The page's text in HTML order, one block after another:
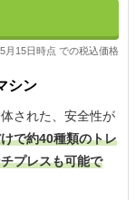
15日時点 での税込価格
シン
された、安全性が
で約40種類のトレ
プレスも可能で